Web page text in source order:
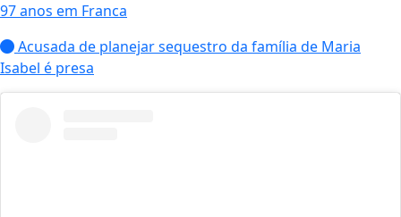
97 anos em Franca
Acusada de planejar sequestro da família de Maria
Isabel é presa